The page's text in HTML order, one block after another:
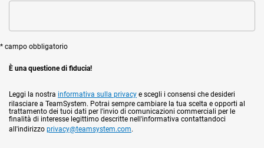
* campo obbligatorio
È una questione di fiducia!
Leggi la nostra informativa sulla privacy e scegli i consensi che desideri
rilasciare a TeamSystem. Potrai sempre cambiare la tua scelta e opporti al
trattamento dei tuoi dati per l'invio di comunicazioni commerciali per le
finalità di interesse legittimo descritte nell'informativa contattandoci
all'indirizzo privacy@teamsystem.com.